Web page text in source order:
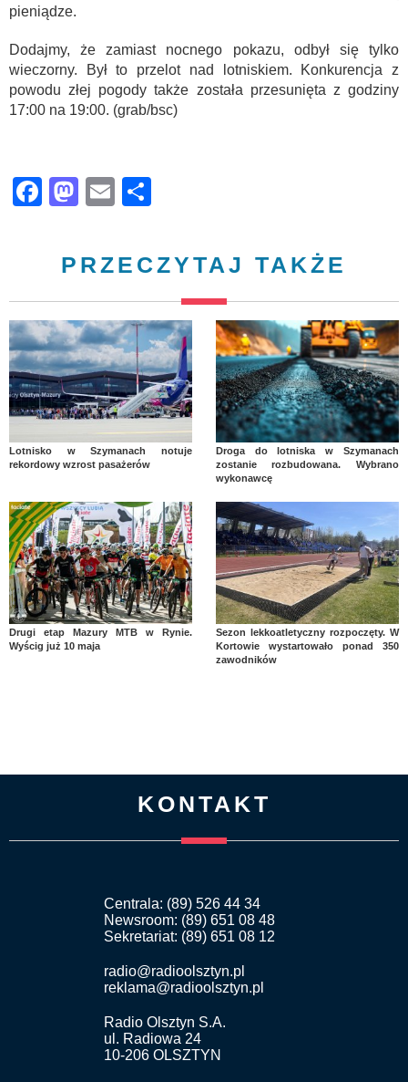
pieniądze.
Dodajmy, że zamiast nocnego pokazu, odbył się tylko
wieczorny. Był to przelot nad lotniskiem. Konkurencja z
powodu złej pogody także została przesunięta z godziny
17:00 na 19:00. (grab/bsc)
Facebook
Mastodon
Email
PRZECZYTAJ TAKŻE
Lotnisko w Szymanach notuje
rekordowy wzrost pasażerów
Droga do lotniska w Szymanach
zostanie rozbudowana. Wybrano
wykonawcę
Drugi etap Mazury MTB w Rynie.
Wyścig już 10 maja
Sezon lekkoatletyczny rozpoczęty. W
Kortowie wystartowało ponad 350
zawodników
KONTAKT
Centrala: (89) 526 44 34
Newsroom: (89) 651 08 48
Sekretariat: (89) 651 08 12
radio@radioolsztyn.pl
reklama@radioolsztyn.pl
Radio Olsztyn S.A.
ul. Radiowa 24
10-206 OLSZTYN